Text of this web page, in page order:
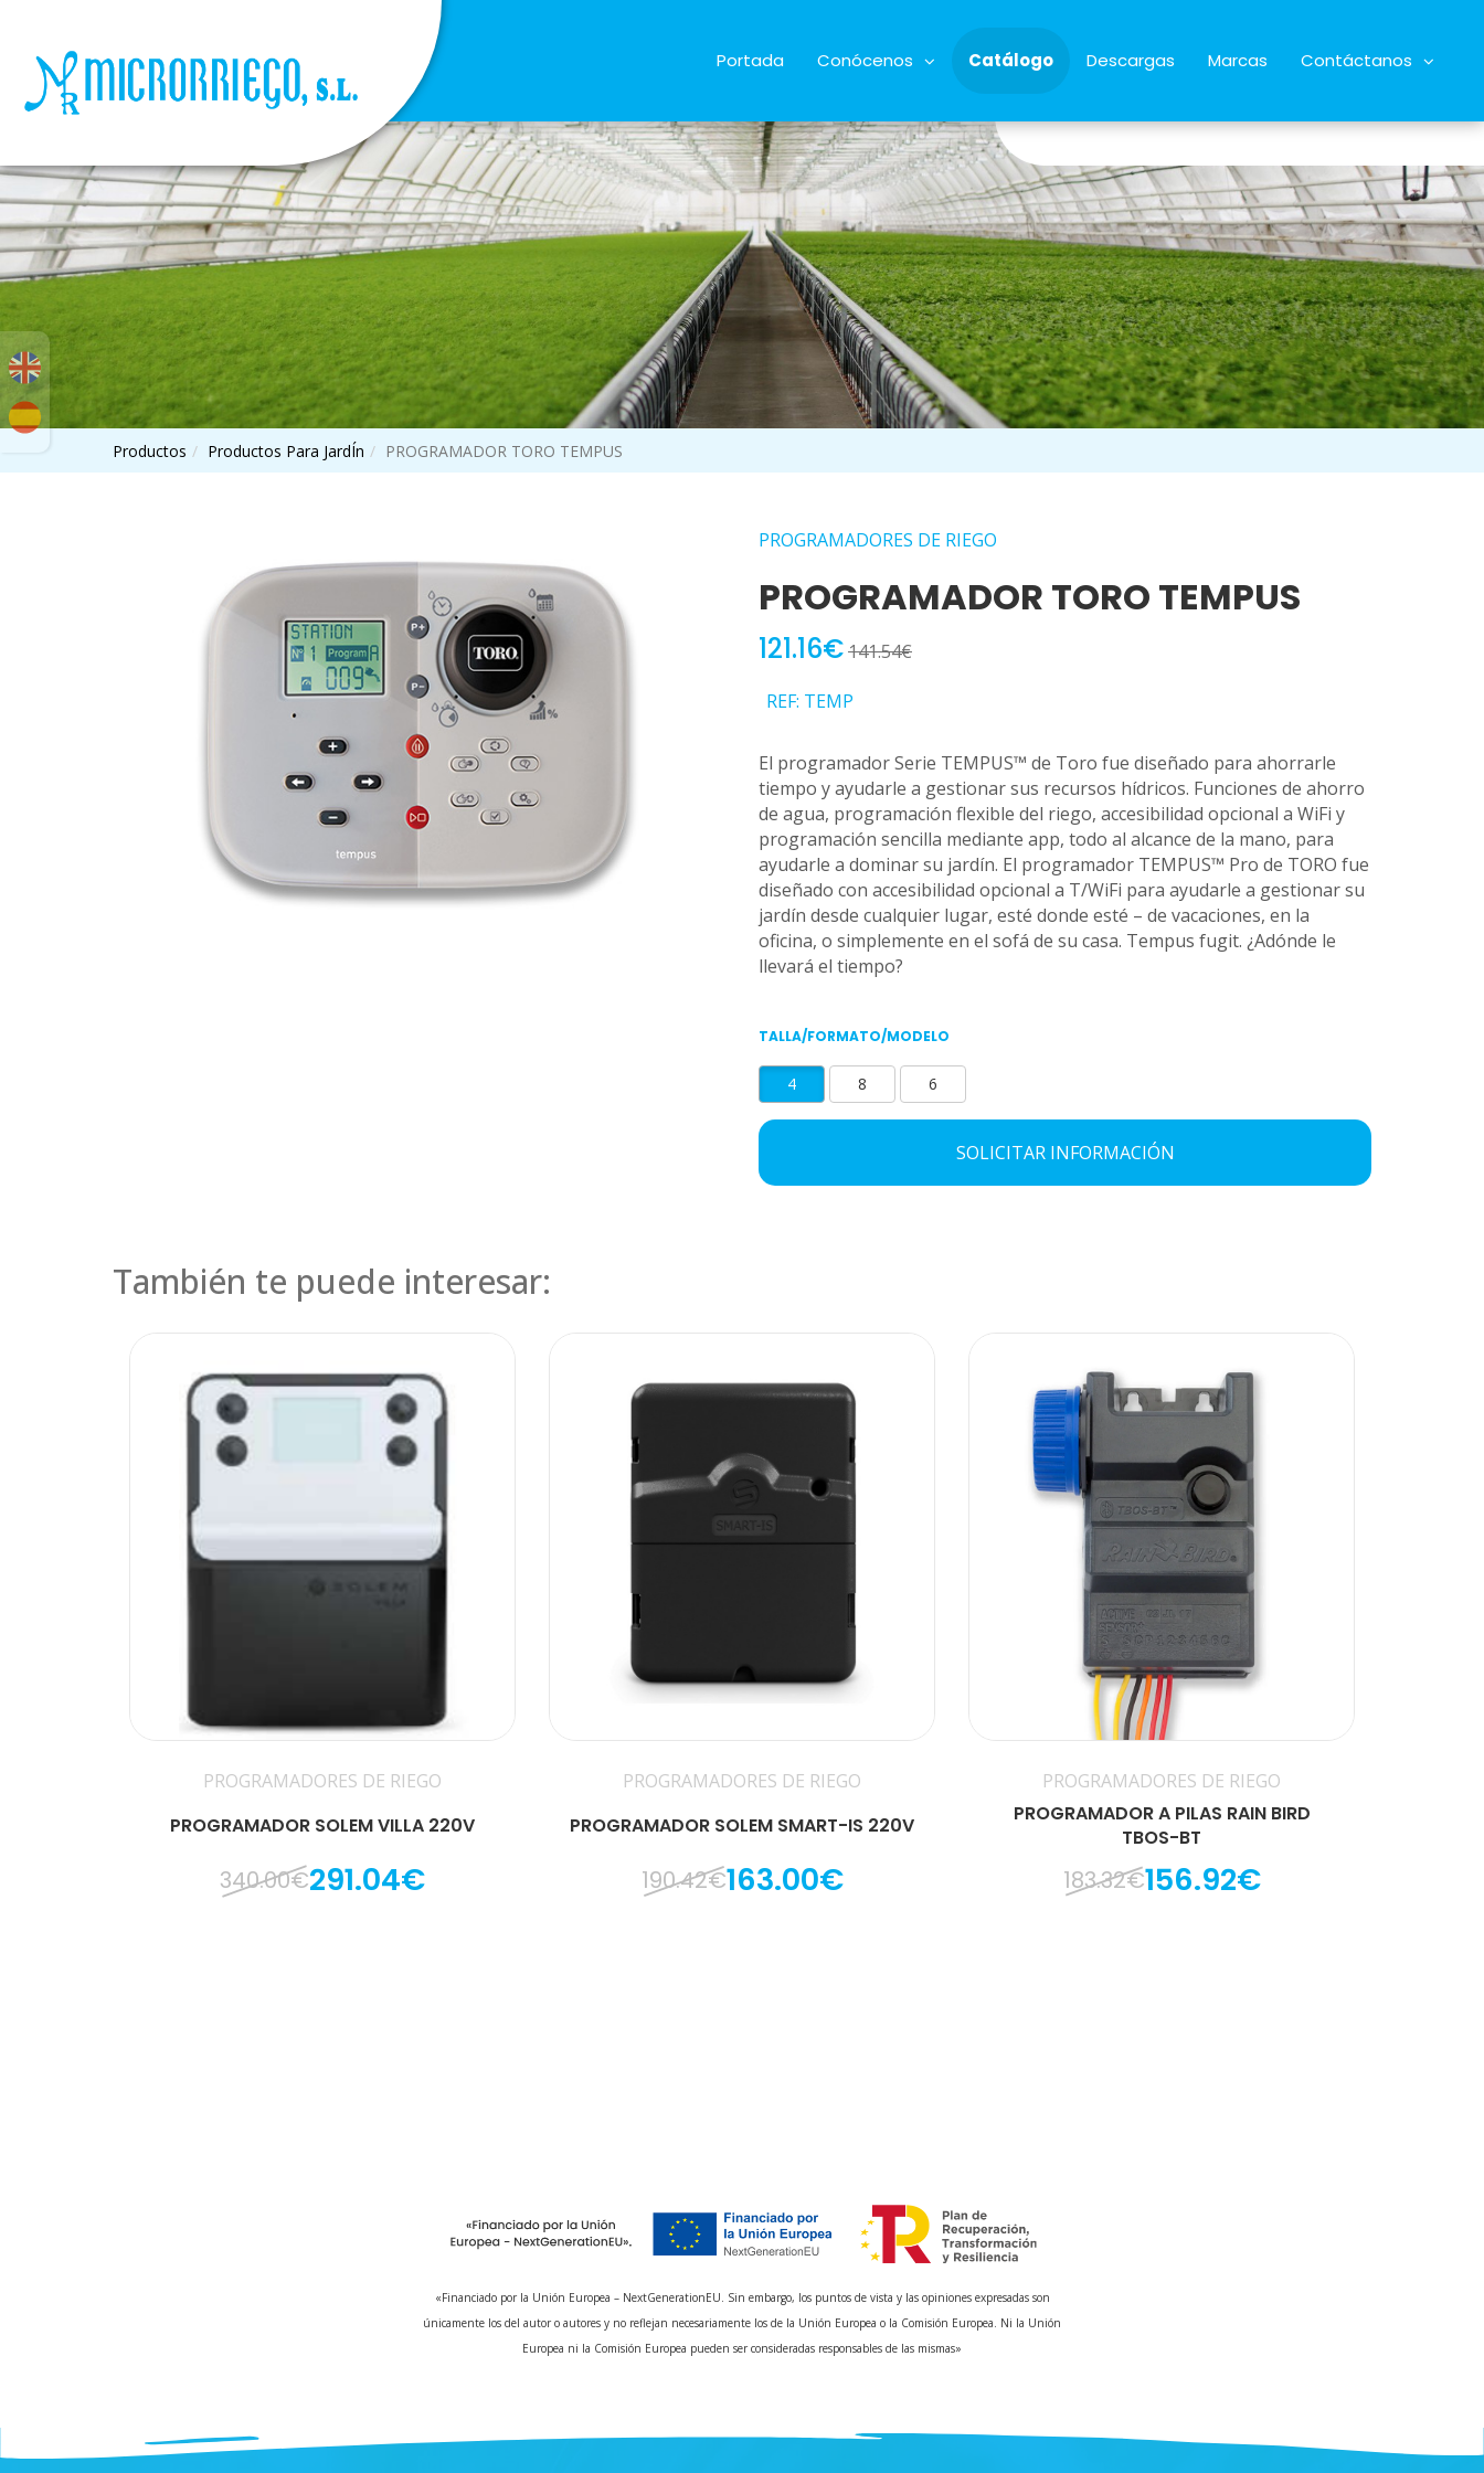
Portada Conócenos Catálogo Descargas Marcas Contáctanos
Productos Productos Para JardÍn PROGRAMADOR TORO TEMPUS
PROGRAMADORES DE RIEGO
PROGRAMADOR TORO TEMPUS
121.16€141.54€
REF: TEMP
El programador Serie TEMPUS™ de Toro fue diseñado para ahorrarle
tiempo y ayudarle a gestionar sus recursos hídricos. Funciones de ahorro
de agua, programación flexible del riego, accesibilidad opcional a WiFi y
programación sencilla mediante app, todo al alcance de la mano, para
ayudarle a dominar su jardín. El programador TEMPUS™ Pro de TORO fue
diseñado con accesibilidad opcional a T/WiFi para ayudarle a gestionar su
jardín desde cualquier lugar, esté donde esté – de vacaciones, en la
oficina, o simplemente en el sofá de su casa. Tempus fugit. ¿Adónde le
llevará el tiempo?
TALLA/FORMATO/MODELO
4 8 6
SOLICITAR INFORMACIÓN
También te puede interesar:
PROGRAMADORES DE RIEGO
PROGRAMADOR SOLEM VILLA 220V
340.00€291.04€
PROGRAMADORES DE RIEGO
PROGRAMADOR SOLEM SMART-IS 220V
190.42€163.00€
PROGRAMADORES DE RIEGO
PROGRAMADOR A PILAS RAIN BIRD
TBOS-BT
183.32€156.92€
«Financiado por la Unión Europea – NextGenerationEU. Sin embargo, los puntos de vista y las opiniones expresadas son
únicamente los del autor o autores y no reflejan necesariamente los de la Unión Europea o la Comisión Europea. Ni la Unión
Europea ni la Comisión Europea pueden ser consideradas responsables de las mismas»